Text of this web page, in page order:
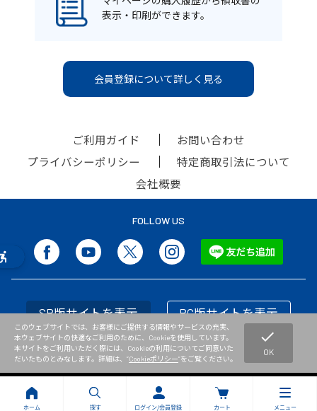
表示・印刷ができます。
会員登録について詳しく見る
ご利用ガイド
お問い合わせ
プライバシーポリシー
特定商取引法について
会社概要
FOLLOW US
SP版サイトを表示 PC版サイトを表示
Copyright © NISHI Athletic Goods Co.,Ltd. All Rights Reserved.
このウェブサイトでは、お客様にご提供する情報やサービスの充実、
本ウェブサイトの快適なご利用のために、Cookieを使用しています。
本サイトをご利用いただく際には、Cookieの利用についてご同意いた
だいたものとみなします。詳細は、”Cookieポリシー”をご覧ください。
check
OK